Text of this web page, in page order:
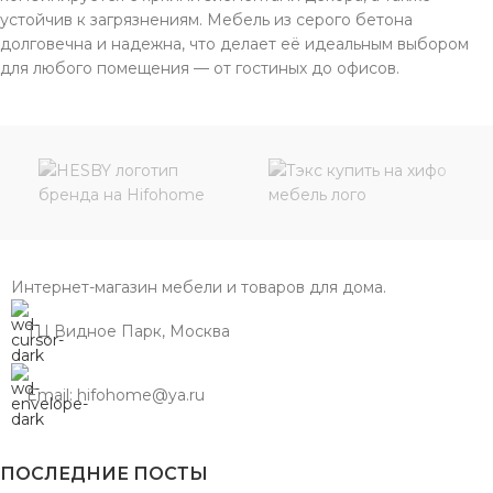
устойчив к загрязнениям. Мебель из серого бетона
долговечна и надежна, что делает её идеальным выбором
для любого помещения — от гостиных до офисов.
Интернет-магазин мебели и товаров для дома.
ТЦ Видное Парк, Москва
Email: hifohome@ya.ru
ПОСЛЕДНИЕ ПОСТЫ